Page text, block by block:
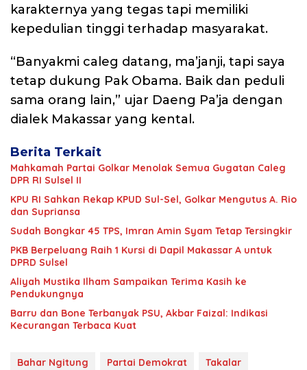
karakternya yang tegas tapi memiliki
kepedulian tinggi terhadap masyarakat.
“Banyakmi caleg datang, ma’janji, tapi saya
tetap dukung Pak Obama. Baik dan peduli
sama orang lain,” ujar Daeng Pa’ja dengan
dialek Makassar yang kental.
Berita Terkait
Mahkamah Partai Golkar Menolak Semua Gugatan Caleg
DPR RI Sulsel II
KPU RI Sahkan Rekap KPUD Sul-Sel, Golkar Mengutus A. Rio
dan Supriansa
Sudah Bongkar 45 TPS, Imran Amin Syam Tetap Tersingkir
PKB Berpeluang Raih 1 Kursi di Dapil Makassar A untuk
DPRD Sulsel
Aliyah Mustika Ilham Sampaikan Terima Kasih ke
Pendukungnya
Barru dan Bone Terbanyak PSU, Akbar Faizal: Indikasi
Kecurangan Terbaca Kuat
Bahar Ngitung Partai Demokrat Takalar